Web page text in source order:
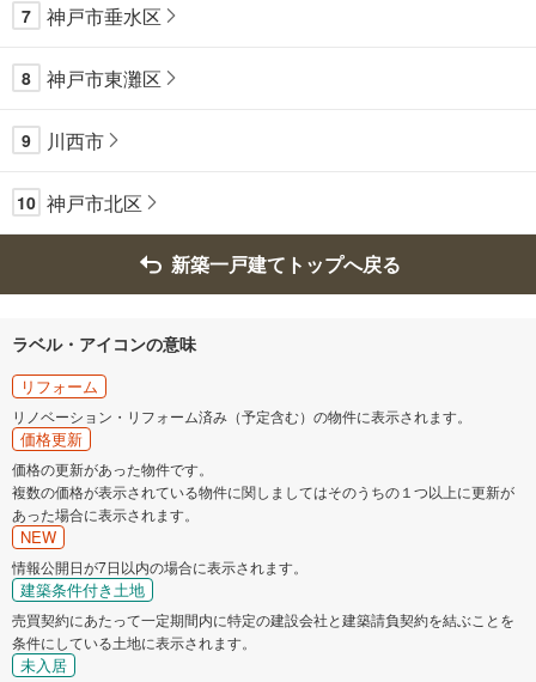
7 神戸市垂水区
8 神戸市東灘区
9 川西市
10 神戸市北区
新築一戸建てトップへ戻る
ラベル・アイコンの意味
リフォーム
リノベーション・リフォーム済み（予定含む）の物件に表示されます。
価格更新
価格の更新があった物件です。
複数の価格が表示されている物件に関しましてはそのうちの１つ以上に更新が
あった場合に表示されます。
NEW
情報公開日が7日以内の場合に表示されます。
建築条件付き土地
売買契約にあたって一定期間内に特定の建設会社と建築請負契約を結ぶことを
条件にしている土地に表示されます。
未入居